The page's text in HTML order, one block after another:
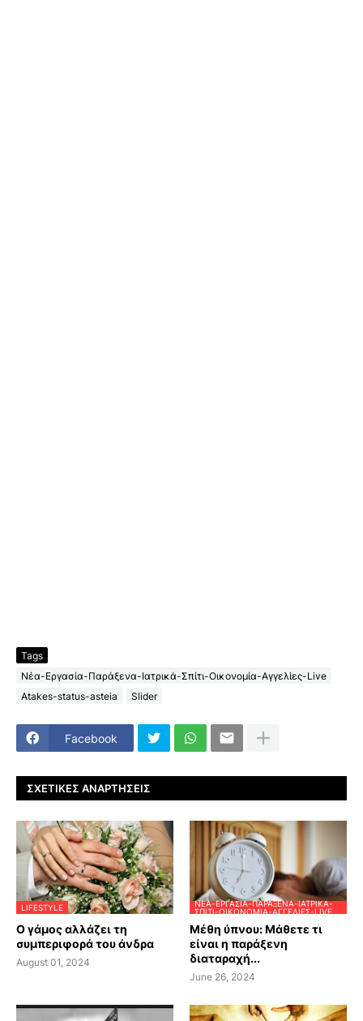
Tags
Νέα-Εργασία-Παράξενα-Ιατρικά-Σπίτι-Οικονομία-Αγγελίες-Live
Atakes-status-asteia
Slider
Facebook
ΣΧΕΤΙΚΈΣ ΑΝΑΡΤΉΣΕΙΣ
LIFESTYLE
Ο γάμος αλλάζει τη
συμπεριφορά του άνδρα
August 01, 2024
ΝΈΑ-ΕΡΓΑΣΊΑ-ΠΑΡΆΞΕΝΑ-ΙΑΤΡΙΚΆ-
ΣΠΊΤΙ-ΟΙΚΟΝΟΜΊΑ-ΑΓΓΕΛΊΕΣ-LIVE
Μέθη ύπνου: Μάθετε τι
είναι η παράξενη
διαταραχή...
June 26, 2024